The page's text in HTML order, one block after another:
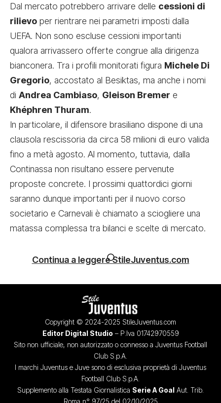
Dal mercato potrebbero arrivare delle cessioni di
rilievo per rientrare nei parametri imposti dalla
UEFA. Non sono escluse cessioni importanti
qualora arrivassero offerte congrue alla dirigenza
bianconera. Tra i profili monitorati figura Michele Di
Gregorio, accostato al Besiktas, ma anche i nomi
di Andrea Cambiaso, Gleison Bremer e
Khéphren Thuram.
In particolare, il difensore brasiliano dispone di una
clausola rescissoria da circa 58 milioni di euro valida
fino a metà agosto. Al momento, tuttavia, dalla
Continassa non risultano essere pervenute
proposte concrete. I prossimi quattordici giorni
saranno dunque importanti per il nuovo corso
societario e Carnevali è chiamato a sciogliere una
matassa complessa tra bilanci e scelte di mercato.
Continua a leggere StileJuventus.com
Copyright © 2024-2025 StileJuventus.com
Editor Digital Studio – P.Iva 01742970559
Sito non ufficiale, non autorizzato o connesso a Juventus Football
Club S.p.A.
I marchi Juventus e Juve sono di esclusiva proprietà di Juventus
Football Club S.p.A.
Supplemento alla Testata Giornalistica Serie A Goal Aut. Trib.